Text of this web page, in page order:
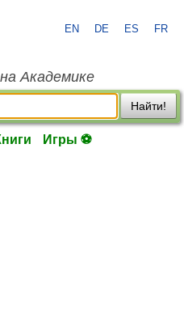
EN DE ES FR
Академике
Найти!
Игры ⚽